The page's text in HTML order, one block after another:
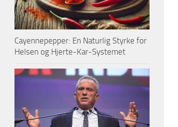
Cayennepepper: En Naturlig Styrke for
Helsen og Hjerte-Kar-Systemet